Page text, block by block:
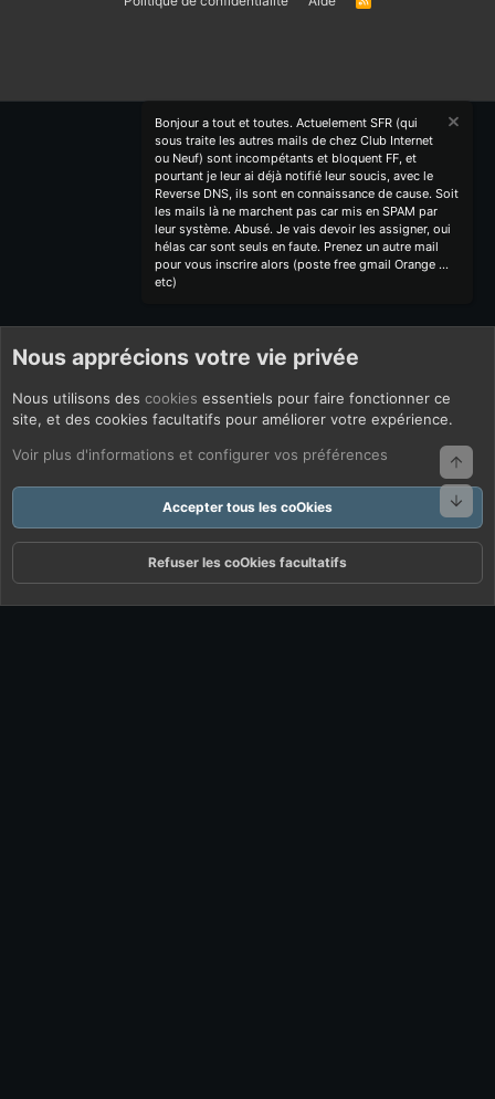
Bonjour a tout et toutes. Actuelement SFR (qui
sous traite les autres mails de chez Club Internet
ou Neuf) sont incompétants et bloquent FF, et
pourtant je leur ai déjà notifié leur soucis, avec le
Reverse DNS, ils sont en connaissance de cause. Soit
les mails là ne marchent pas car mis en SPAM par
leur système. Abusé. Je vais devoir les assigner, oui
hélas car sont seuls en faute. Prenez un autre mail
pour vous inscrire alors (poste free gmail Orange ...
etc)
Nous apprécions votre vie privée
Nous utilisons des cookies essentiels pour faire fonctionner ce
site, et des cookies facultatifs pour améliorer votre expérience.
Voir plus d'informations et configurer vos préférences
Accepter tous les coOkies
Refuser les coOkies facultatifs